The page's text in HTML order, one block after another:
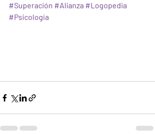
#Superación #Alianza #Logopedia
#Psicología